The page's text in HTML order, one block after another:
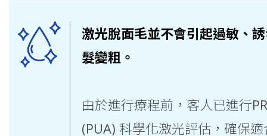
激光脫面毛並不會引起過敏、
髮變粗。
由於進行療程前，客人已進行
(PUA) 科學化激光評估，確保